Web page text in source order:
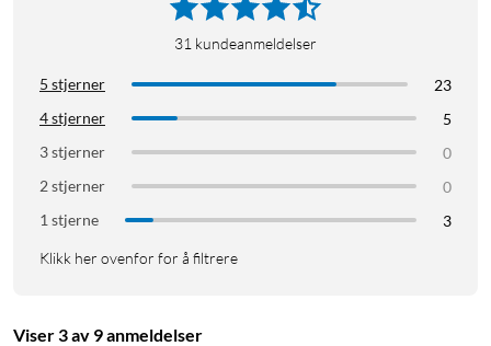
31 kundeanmeldelser
5 stjerner
23
4 stjerner
5
3 stjerner
0
2 stjerner
0
1 stjerne
3
Klikk her ovenfor for å filtrere
Viser 3 av 9 anmeldelser